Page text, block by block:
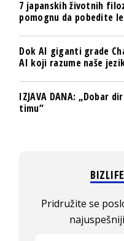
7 japanskih životnih
pomognu da pobedite
Dok AI giganti grade
AI koji razume naše
IZJAVA DANA: „Dobar
timu“
Pridružite se